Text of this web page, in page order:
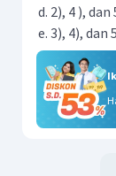
2), 4 ), dan
3), 4), dan